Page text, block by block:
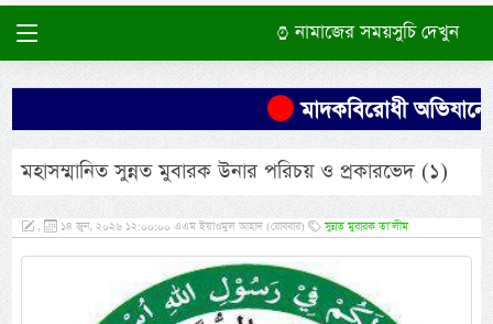
নামাজের সময়সুচি দেখুন
মাদকবিরোধী অভিযানে
মহাসম্মানিত সুন্নত মুবারক উনার পরিচয় ও প্রকারভেদ (১)
, ১৪ জুন, ২০২৬ ১২:০০:০০ এএম ইয়াওমুল আহাদ (রোববার) সুন্নত মুবারক তা’লীম